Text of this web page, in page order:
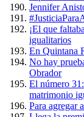
Jennifer
¡El que
igualitarios
En Quintana
No hay
Obrador
El número
matrimonio
Para agregar